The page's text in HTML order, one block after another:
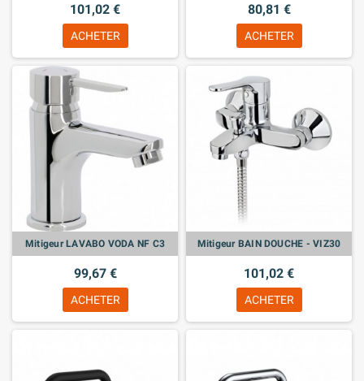
101,02 €
ACHETER
80,81 €
ACHETER
Mitigeur LAVABO VODA NF C3
99,67 €
ACHETER
Mitigeur BAIN DOUCHE - VIZ30
101,02 €
ACHETER